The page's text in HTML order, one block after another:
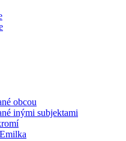
obcou
inými subjektami